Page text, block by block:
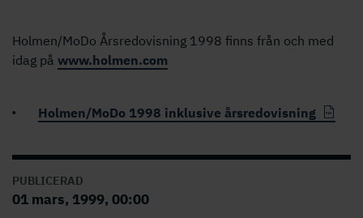
Holmen/MoDo Årsredovisning 1998 finns från och med
idag på www.holmen.com
Holmen/MoDo 1998 inklusive årsredovisning
PUBLICERAD
01 mars, 1999, 00:00